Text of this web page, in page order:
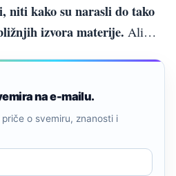
niti kako su narasli do tako
izvora materije. Ali…
na e-mailu.
o svemiru, znanosti i